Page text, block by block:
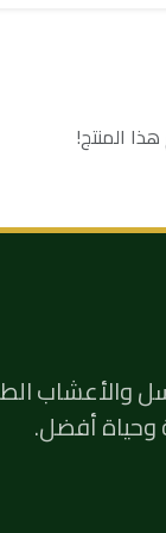
المنتج!
والأعشاب
أفضل.